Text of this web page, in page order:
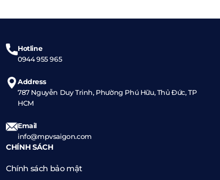
Hotline
0944 955 965
Address
787 Nguyễn Duy Trinh, Phường Phú Hữu, Thủ Đức, TP
HCM
Email
info@mpvsaigon.com
CHÍNH SÁCH
Chính sách bảo mật